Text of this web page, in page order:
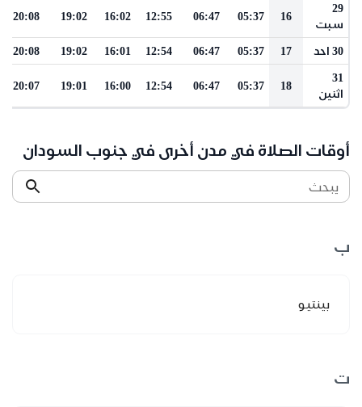
29
سبت
16
05:37
06:47
12:55
16:02
19:02
20:08
30 احد 17
05:37
06:47
12:54
16:01
19:02
20:08
31
اثنين
18
05:37
06:47
12:54
16:00
19:01
20:07
أوقات الصلاة في مدن أخرى في جنوب السودان
يبحث
ب
بينتيو
ت